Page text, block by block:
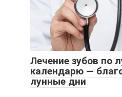
Лечение зубов по
календарю —
лунные дни